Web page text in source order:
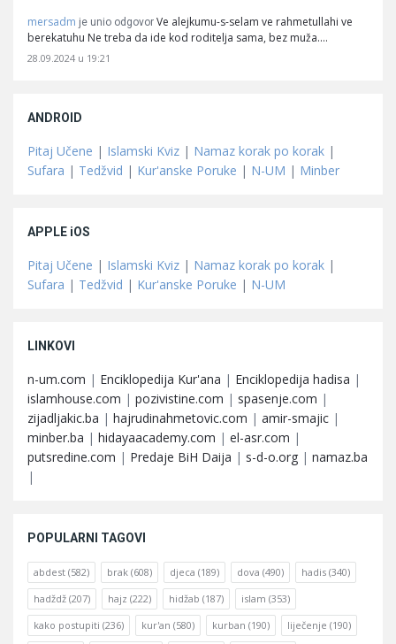
mersadm je unio odgovor Ve alejkumu-s-selam ve rahmetullahi ve
berekatuhu Ne treba da ide kod roditelja sama, bez muža.…
28.09.2024 u 19:21
ANDROID
Pitaj Učene | Islamski Kviz | Namaz korak po korak |
Sufara | Tedžvid | Kur'anske Poruke | N-UM | Minber
APPLE iOS
Pitaj Učene | Islamski Kviz | Namaz korak po korak |
Sufara | Tedžvid | Kur'anske Poruke | N-UM
LINKOVI
n-um.com | Enciklopedija Kur'ana | Enciklopedija hadisa |
islamhouse.com | pozivistine.com | spasenje.com |
zijadljakic.ba | hajrudinahmetovic.com | amir-smajic |
minber.ba | hidayaacademy.com | el-asr.com |
putsredine.com | Predaje BiH Daija | s-d-o.org | namaz.ba
|
POPULARNI TAGOVI
abdest (582) brak (608) djeca (189) dova (490) hadis (340)
hadždž (207) hajz (222) hidžab (187) islam (353)
kako postupiti (236) kur'an (580) kurban (190) liječenje (190)